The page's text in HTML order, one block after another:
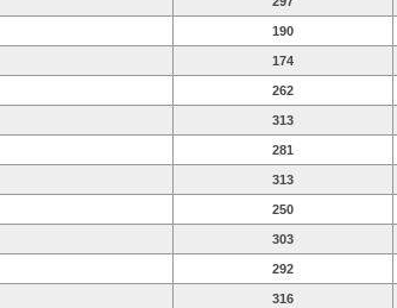
190
174
262
313
281
313
250
303
292
316